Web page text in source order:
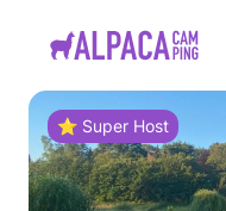
⭐ Super Host